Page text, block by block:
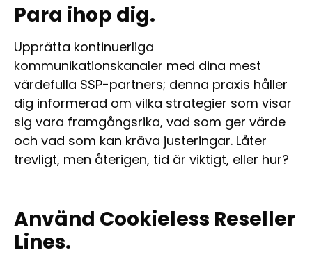
Para ihop dig.
Upprätta kontinuerliga
kommunikationskanaler med dina mest
värdefulla SSP-partners; denna praxis håller
dig informerad om vilka strategier som visar
sig vara framgångsrika, vad som ger värde
och vad som kan kräva justeringar. Låter
trevligt, men återigen, tid är viktigt, eller hur?
Använd Cookieless Reseller
Lines.